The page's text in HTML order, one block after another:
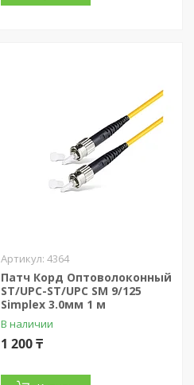
4364
Патч Корд Оптоволоконный
ST/UPC-ST/UPC SM 9/125
Simplex 3.0мм 1 м
В наличии
1 200 ₸